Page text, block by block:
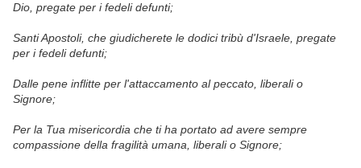
Dio, pregate per i fedeli defunti;
Santi Apostoli, che giudicherete le dodici tribù d'Israele, pregate
per i fedeli defunti;
Dalle pene inflitte per l'attaccamento al peccato, liberali o
Signore;
Per la Tua misericordia che ti ha portato ad avere sempre
compassione della fragilità umana, liberali o Signore;